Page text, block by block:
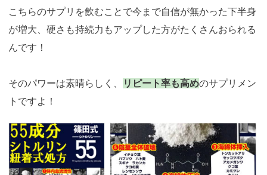
こちらのサプリを飲むことで今まで自信が無かった下半身
が増大、硬さも持続力もアップした方がたくさんおられる
んです！
そのパワーは素晴らしく、 リピート率も高めのサプリメン
トですよ！
https://fam-
ad.com/ad/p/r?
_site=67781&_article=21914